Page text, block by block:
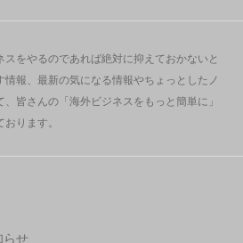
をやるのであれば絶対に抑えておかないと
情報、最新の気になる情報やちょっとしたノ
皆さんの「海外ビジネスをもっと簡単に」
ります。
らせ